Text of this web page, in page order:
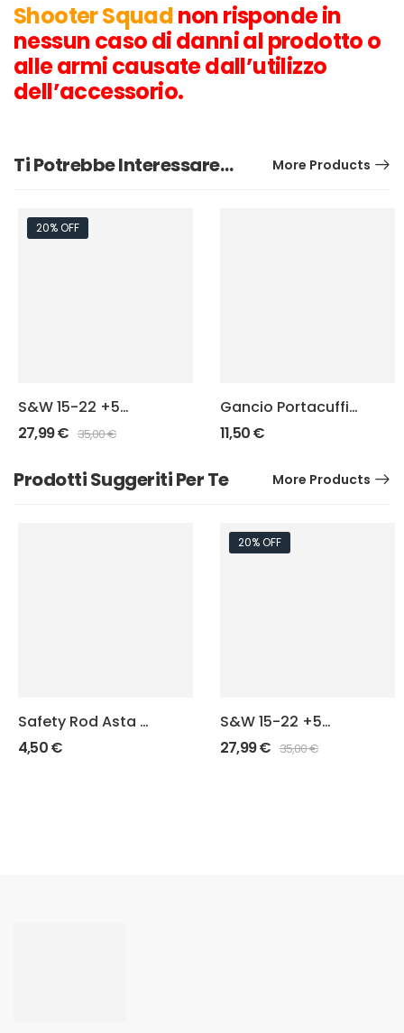
Shooter Squadnon risponde in
nessun caso di danni al prodotto o
alle armi causate dall’utilizzo
dell’accessorio.
Ti Potrebbe Interessare… More Products
20% OFF
S&W 15-22 +5
Punisher
Estensione
caricatori
27,99€ 35,00€
Gancio Portacuffie
J-Squad
11,50€
Prodotti Suggeriti Per Te More Products
Safety Rod Asta di
Sicurezza Beretta
92/98
4,50€
20% OFF
S&W 15-22 +5
Squad Estensione
caricatore
27,99€ 35,00€